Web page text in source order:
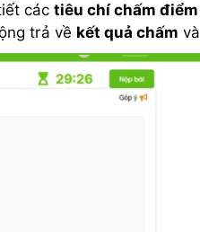
các tiêu chí chấm điểm
trả về kết quả chấm